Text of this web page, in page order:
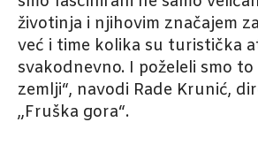
životinja i njihovim značajem
već i time kolika su turistička
svakodnevno. I poželeli smo
zemlji“, navodi Rade Krunić,
„Fruška gora“.